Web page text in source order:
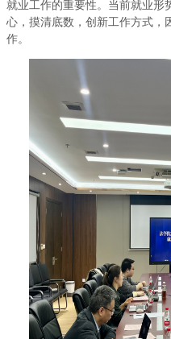
就业工作的重要性。当前就业形
心，摸清底数，创新工作方式，
作。